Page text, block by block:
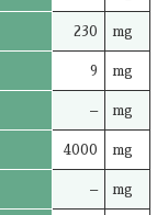
230 mg
9 mg
– mg
4000 mg
– mg